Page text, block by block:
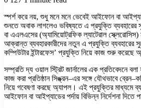
স্পর্শ করে নয়, শুধু মনে মনে ভেবেই আইফোন বা
শুনতে অবাক লাগলেও ভবিষ্যতে এ প্রযুক্তি ব্যবহারের
বা এএলএসের (অ্যামিয়োট্রফিক ল্যাটেরাল
আক্রান্ত ব্যবহারকারীদের নতুন এ প্রযুক্তি ব্যবহারের
কম্পিউটার ইন্টারফেস’ প্রযুক্তি নিয়ে কাজ শুরু করেছে
সম্প্রতি দ্য ওয়াল স্ট্রিট জার্নালের এক প্রতিবেদনে
কাজ করা প্রতিষ্ঠান সিঙ্ক্রন–এর সঙ্গে যৌথভাবে
নিয়ে গবেষণা করছে অ্যাপল। এই প্রযুক্তির মাধ্যমে
আইফোন বা আইপ্যাডের পর্দায় বিভিন্ন নির্দেশনা দিতে